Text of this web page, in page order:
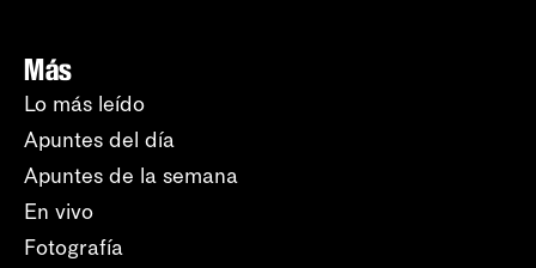
Más
Lo más leído
Apuntes del día
Apuntes de la semana
En vivo
Fotografía